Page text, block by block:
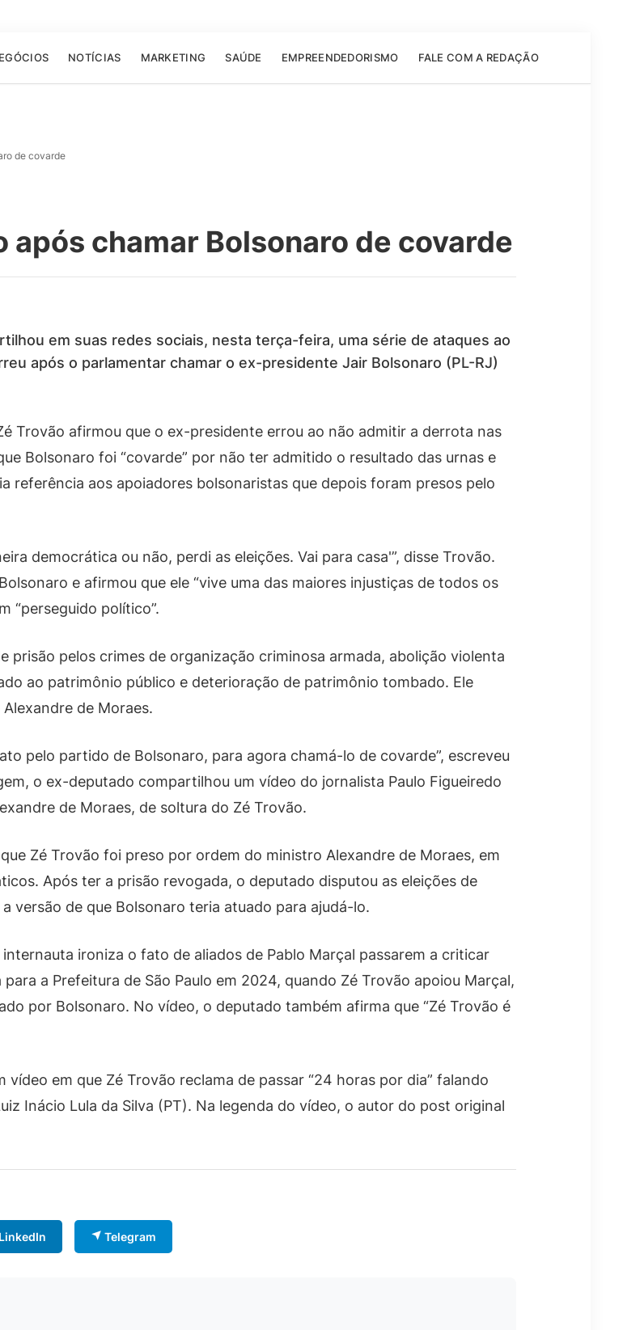
NOTÍCIAS MARKETING SAÚDE EMPREENDEDORISMO FALE COM A REDAÇÃO
de covarde
após chamar Bolsonaro de covarde
em suas redes sociais, nesta terça-feira, uma série de ataques ao
após o parlamentar chamar o ex-presidente Jair Bolsonaro (PL-RJ)
Trovão afirmou que o ex-presidente errou ao não admitir a derrota nas
Bolsonaro foi “covarde” por não ter admitido o resultado das urnas e
referência aos apoiadores bolsonaristas que depois foram presos pelo
democrática ou não, perdi as eleições. Vai para casa'”, disse Trovão.
e afirmou que ele “vive uma das maiores injustiças de todos os
“perseguido político”.
prisão pelos crimes de organização criminosa armada, abolição violenta
ao patrimônio público e deterioração de patrimônio tombado. Ele
de Moraes.
pelo partido de Bolsonaro, para agora chamá-lo de covarde”, escreveu
o ex-deputado compartilhou um vídeo do jornalista Paulo Figueiredo
de Moraes, de soltura do Zé Trovão.
Zé Trovão foi preso por ordem do ministro Alexandre de Moraes, em
Após ter a prisão revogada, o deputado disputou as eleições de
versão de que Bolsonaro teria atuado para ajudá-lo.
ironiza o fato de aliados de Pablo Marçal passarem a criticar
a Prefeitura de São Paulo em 2024, quando Zé Trovão apoiou Marçal,
por Bolsonaro. No vídeo, o deputado também afirma que “Zé Trovão é
em que Zé Trovão reclama de passar “24 horas por dia” falando
Inácio Lula da Silva (PT). Na legenda do vídeo, o autor do post original
LinkedIn Telegram